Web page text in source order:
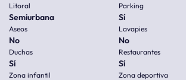
Litoral
Semiurbana
Parking
Sí
Aseos
No
Lavapies
No
Duchas
Sí
Restaurantes
Sí
Zona infantil Zona deportiva